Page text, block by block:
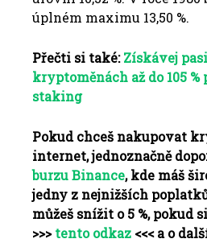
úplném maximu 13,50 %.
Přečti si také:Získávej
kryptoměnách až do 105 %
staking
Pokud chceš nakupovat
internet, jednoznačně
burzu Binance, kde máš
jedny z nejnižších
můžeš snížit o 5 %, pokud
>>>tento odkaz <<< a o